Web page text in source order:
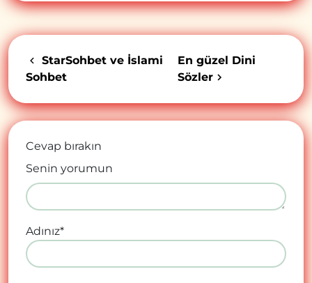
StarSohbet ve İslami
Sohbet
En güzel Dini
Sözler
Cevap bırakın
Senin yorumun
Adınız*